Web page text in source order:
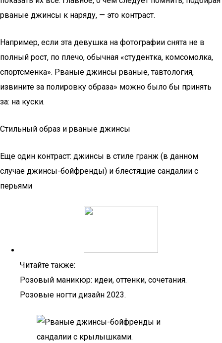
рваные джинсы к наряду, — это контраст.
Например, если эта девушка на фотографии снята не в
полный рост, по плечо, обычная «студентка, комсомолка,
спортсменка». Рваные джинсы рваные, тавтология,
извините за полировку образа» можно было бы принять
за: на куски.
Стильный образ и рваные джинсы
Еще один контраст: джинсы в стиле гранж (в данном
случае джинсы-бойфренды) и блестящие сандалии с
перьями
Читайте также:
Розовый маникюр: идеи, оттенки, сочетания.
Розовые ногти дизайн 2023.